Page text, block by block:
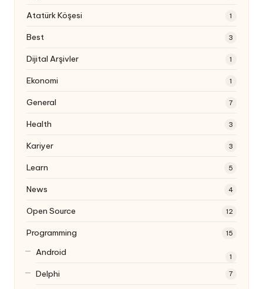
Atatürk Köşesi 1
Best 3
Dijital Arşivler 1
Ekonomi 1
General 7
Health 3
Kariyer 3
Learn 5
News 4
Open Source 12
Programming 15
Android 1
Delphi 7